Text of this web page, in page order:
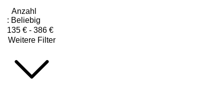
Anzahl
: Beliebig
135 € - 386 €
Weitere Filter